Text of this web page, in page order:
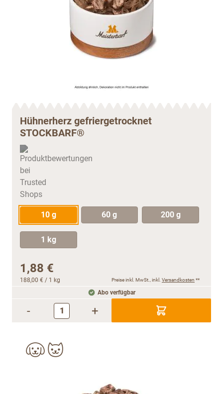
Hühnerherz gefriergetrocknet
STOCKBARF®
10 g 60 g 200 g
1 kg
1,88 €
188,00 € / 1 kg Preise inkl. MwSt., inkl. Versandkosten **
Abo verfügbar
- +